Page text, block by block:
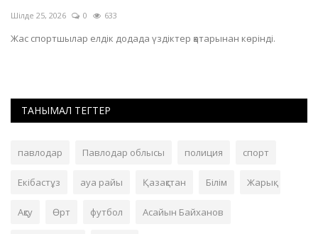
Шілде 25, 2026 0 633
Жас спортшылар елдік додада үздіктер қатарынан көрінді.
ТАНЫМАЛ ТЕГТЕР
павлодар Павлодар облысы полиция спорт
Екібастұз ауа райы Қазақстан Білім Жарық
Ақсу Өрт футбол Асайын Байханов